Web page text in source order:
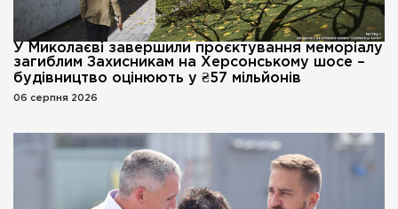
У Миколаєві завершили проєктування меморіалу
загиблим Захисникам на Херсонському шосе –
будівництво оцінюють у ₴57 мільйонів
06 серпня 2026